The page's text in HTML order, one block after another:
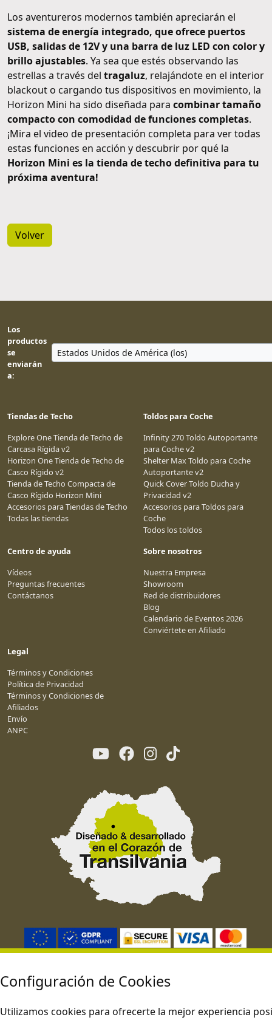
Configuración de Cookies
Utilizamos cookies para ofrecerte la mejor experiencia
Los aventureros modernos también apreciarán el
sistema de energía integrado, que ofrece puertos
USB, salidas de 12V y una barra de luz LED con color y
brillo ajustables. Ya sea que estés observando las
estrellas a través del tragaluz, relajándote en el interior
blackout o cargando tus dispositivos en movimiento, la
Horizon Mini ha sido diseñada para combinar tamaño
compacto con comodidad de funciones completas.
¡Mira el video de presentación completa para ver todas
estas funciones en acción y descubrir por qué la
Horizon Mini es la tienda de techo definitiva para tu
próxima aventura!
Volver
Los
productos
se
enviarán
a:
Tiendas de Techo
Explore One Tienda de Techo de
Carcasa Rígida v2
Horizon One Tienda de Techo de
Casco Rígido v2
Tienda de Techo Compacta de
Casco Rígido Horizon Mini
Accesorios para Tiendas de Techo
Todas las tiendas
Toldos para Coche
Infinity 270 Toldo Autoportante
para Coche v2
Shelter Max Toldo para Coche
Autoportante v2
Quick Cover Toldo Ducha y
Privacidad v2
Accesorios para Toldos para
Coche
Todos los toldos
Centro de ayuda
Vídeos
Preguntas frecuentes
Contáctanos
Sobre nosotros
Nuestra Empresa
Showroom
Red de distribuidores
Blog
Calendario de Eventos 2026
Conviértete en Afiliado
Legal
Términos y Condiciones
Política de Privacidad
Términos y Condiciones de
Afiliados
Envío
ANPC
Este sitio opera de conformidad con las leyes aplicables de la UE.